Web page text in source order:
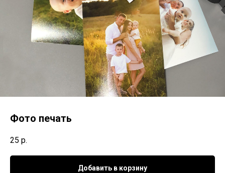
Фото печать
25 р.
Добавить в корзину